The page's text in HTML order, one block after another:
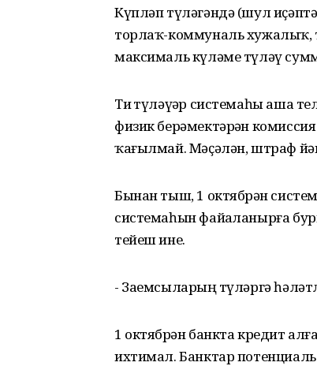
Күпләп түләгәндә (шул
торлаҡ-коммуналь хужалыҡ,
максималь күләме түләү
Тиҙ түләүҙәр системаһы аша
физик берәмектәрҙән
ҡағылмай. Мәҫәлән, штраф
Бынан тыш, 1 октябрҙән
системаһын файҙаланырға
тейеш ине.
- Заемсыларҙың түләргә
1 октябрҙән банкта кредит
ихтимал. Банктар